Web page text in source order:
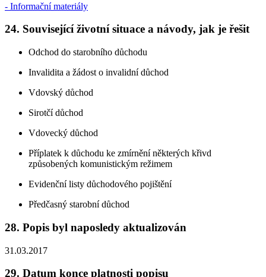
- Informační materiály
24. Související životní situace a návody, jak je řešit
Odchod do starobního důchodu
Invalidita a žádost o invalidní důchod
Vdovský důchod
Sirotčí důchod
Vdovecký důchod
Příplatek k důchodu ke zmírnění některých křivd
způsobených komunistickým režimem
Evidenční listy důchodového pojištění
Předčasný starobní důchod
28. Popis byl naposledy aktualizován
31.03.2017
29. Datum konce platnosti popisu